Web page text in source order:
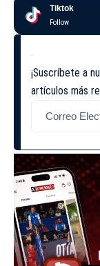
Tiktok
Follow
¡Suscríbete a
artículos más